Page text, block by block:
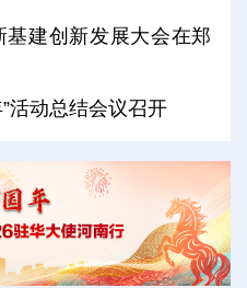
建创新发展大会在郑
活动总结会议召开